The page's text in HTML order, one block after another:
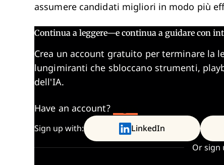
assumere candidati migliori in modo più
Continua a leggere—e continua a guidare con
Crea un account gratuito per terminare la
lungimiranti che sbloccano strumenti,
dell'IA.
Have an account?
Sign up with: LinkedIn
Or sign